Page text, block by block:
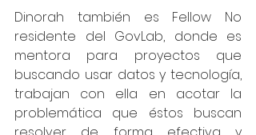
Dinorah también es Fellow No
residente del GovLab, donde es
mentora para proyectos que
buscando usar datos y tecnología,
trabajan con ella en acotar la
problemática que éstos buscan